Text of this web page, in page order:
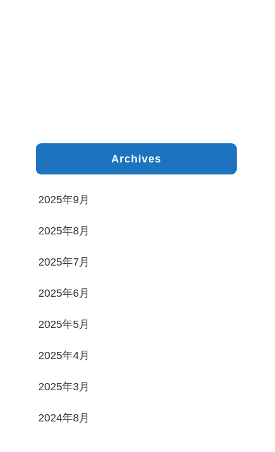
Archives
2025年9月
2025年8月
2025年7月
2025年6月
2025年5月
2025年4月
2025年3月
2024年8月